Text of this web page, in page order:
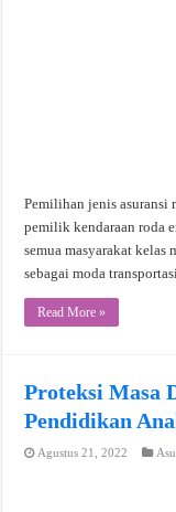
Pemilihan jenis asuransi
pemilik kendaraan roda
semua masyarakat kelas
sebagai moda
Read More »
Proteksi Masa
Pendidikan
Agustus 21, 2022